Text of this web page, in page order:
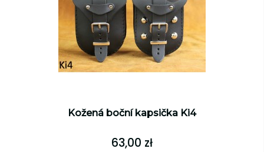
Kožená boční kapsička Ki4
63,00 zł